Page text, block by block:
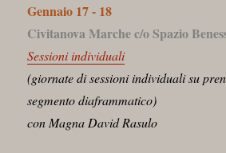
Gennaio 17 - 18
Civitanova Marche c/o Spazio
Sessioni individuali
(giornate di sessioni individuali su
segmento diaframmatico)
con Magna David Rasulo